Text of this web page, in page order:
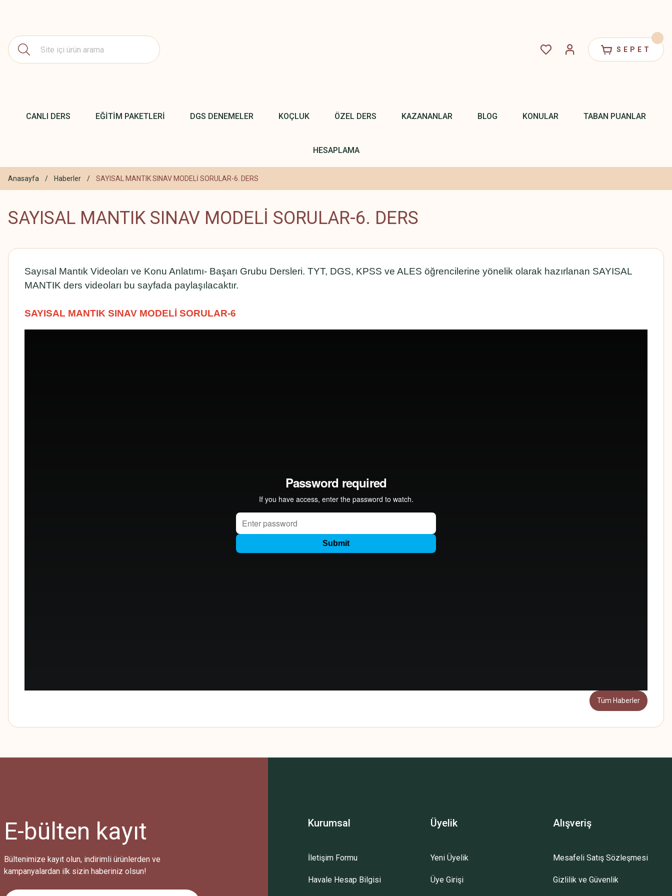
SEPET
CANLI DERS EĞİTİM PAKETLERİ DGS DENEMELER KOÇLUK ÖZEL DERS KAZANANLAR BLOG KONULAR TABAN PUANLAR
HESAPLAMA
Anasayfa Haberler SAYISAL MANTIK SINAV MODELİ SORULAR-6. DERS
SAYISAL MANTIK SINAV MODELİ SORULAR-6. DERS
Sayısal Mantık Videoları ve Konu Anlatımı- Başarı Grubu Dersleri. TYT, DGS, KPSS ve ALES öğrencilerine yönelik olarak hazırlanan SAYISAL
MANTIK ders videoları bu sayfada paylaşılacaktır.
SAYISAL MANTIK SINAV MODELİ SORULAR-6
Tüm Haberler
E-bülten kayıt
Bültenimize kayıt olun, indirimli ürünlerden ve
kampanyalardan ilk sizin haberiniz olsun!
Kurumsal
İletişim Formu
Havale Hesap Bilgisi
Üyelik
Yeni Üyelik
Üye Girişi
Alışveriş
Mesafeli Satış Sözleşmesi
Gizlilik ve Güvenlik